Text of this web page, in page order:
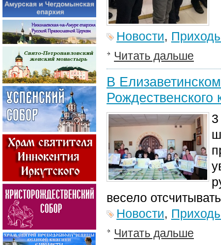
Новости,
Читать дальше
В
Рождественского
весело
Новости,
Читать дальше